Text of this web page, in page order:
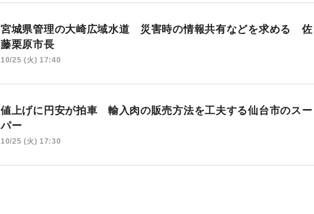
宮城県管理の大崎広域水道 災害時の情報共有などを求める 佐
藤栗原市長
10/25 (火) 17:40
値上げに円安が拍車 輸入肉の販売方法を工夫する仙台市のスー
パー
10/25 (火) 17:30